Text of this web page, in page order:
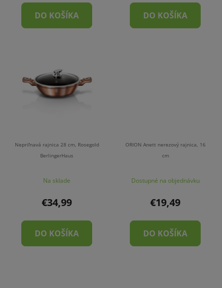
DO KOŠÍKA DO KOŠÍKA
Nepriľnavá rajnica 28 cm, Rosegold
BerlingerHaus
Na sklade
€34,99
DO KOŠÍKA
ORION Anett nerezový rajnica, 16
cm
Dostupné na objednávku
€19,49
DO KOŠÍKA